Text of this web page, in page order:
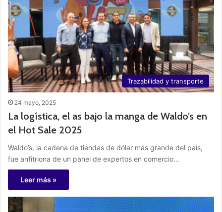
Trazabilidad y transporte
24 mayo, 2025
La logística, el as bajo la manga de Waldo’s en
el Hot Sale 2025
Waldo’s, la cadena de tiendas de dólar más grande del país,
fue anfitriona de un panel de expertos en comercio…
Leer más »